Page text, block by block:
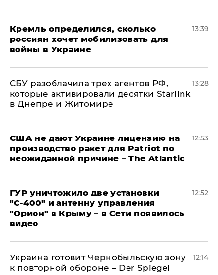
Кремль определился, сколько
россиян хочет мобилизовать для
войны в Украине
13:39
СБУ разоблачила трех агентов РФ,
которые активировали десятки Starlink
в Днепре и Житомире
13:28
США не дают Украине лицензию на
производство ракет для Patriot по
неожиданной причине – The Atlantic
12:53
ГУР уничтожило две установки
"С‑400" и антенну управления
"Орион" в Крыму – в Сети появилось
видео
12:52
Украина готовит Чернобыльскую зону
к повторной обороне – Der Spiegel
12:14